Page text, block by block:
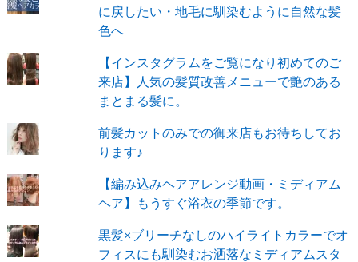
に戻したい・地毛に馴染むように自然な髪
色へ
【インスタグラムをご覧になり初めてのご
来店】人気の髪質改善メニューで艶のある
まとまる髪に。
前髪カットのみでの御来店もお待ちしてお
ります♪
【編み込みヘアアレンジ動画・ミディアム
ヘア】もうすぐ浴衣の季節です。
黒髪×ブリーチなしのハイライトカラーでオ
フィスにも馴染むお洒落なミディアムスタ